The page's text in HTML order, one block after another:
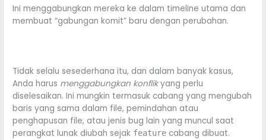
Ini menggabungkan mereka ke dalam timeline utama dan
membuat “gabungan komit” baru dengan perubahan.
Tidak selalu sesederhana itu, dan dalam banyak kasus,
Anda harus menggabungkan konflikyang perlu
diselesaikan. Ini mungkin termasuk cabang yang mengubah
baris yang sama dalam file, pemindahan atau
penghapusan file, atau jenis bug lain yang muncul saat
perangkat lunak diubah sejak feature cabang dibuat.